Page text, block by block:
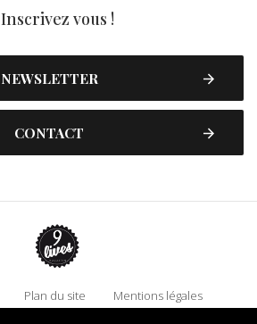
Inscrivez vous !
NEWSLETTER
CONTACT
Plan du site
Mentions légales